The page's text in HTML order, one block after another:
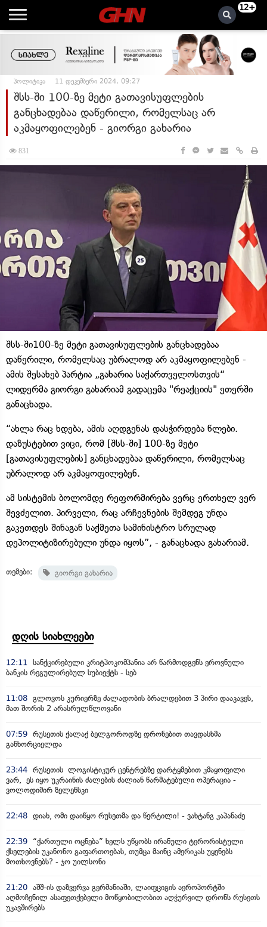
12+
პოლიტიკა 11 დეკემბერი 2024, 09:27
შსს-ში 100-ზე მეტი გათავისუფლების
განცხადებაა დაწერილი, რომელსაც არ
აკმაყოფილებენ - გიორგი გახარია
831
შსს-ში100-ზე მეტი გათავისუფლების განცხადებაა
დაწერილი, რომელსაც უბრალოდ არ აკმაყოფილებენ -
ამის შესახებ პარტია „გახარია საქართველოსთვის“
ლიდერმა გიორგი გახარიამ გადაცემა "რეაქციის" ეთერში
განაცხადა.
“ახლა რაც ხდება, ამის აღდგენას დასჭირდება წლები.
დაზუსტებით ვიცი, რომ [შსს-ში] 100-ზე მეტი
[გათავისუფლების] განცხადებაა დაწერილი, რომელსაც
უბრალოდ არ აკმაყოფილებენ.
ამ სისტემის ბოლომდე რეფორმირება ვერც ერთხელ ვერ
შევძელით. პირველი, რაც არჩევნების შემდეგ უნდა
გაკეთდეს შინაგან საქმეთა სამინისტრო სრულად
დეპოლიტიზირებული უნდა იყოს”, - განაცხადა გახარიამ.
თემები: გიორგი გახარია
დღის სიახლეები
12:11
სანქცირებული კრიტპოკომპანია არ წარმოდგენს ეროვნული
ბანკის რეგულირებულ სუბიექტს - სებ
11:08 გლოვოს კურიერზე ძალადობის ბრალდებით 3 პირი დააკავეს,
მათ შორის 2 არასრულწლოვანი
07:59 რუსეთის ქალაქ ბელგოროდზე დრონებით თავდასხმა
განხორციელდა
23:44 რუსეთის ლოგისტიკურ ცენტრებზე დარტყმებით კმაყოფილი
ვარ, ეს იყო უკრაინის ძალების ძალიან წარმატებული ოპერაცია -
ვოლოდიმირ ზელენსკი
22:48 დიახ, ომი დაიწყო რუსეთმა და წერტილი! - ვახტანგ კაპანაძე
22:39
“ქართული ოცნება” ხელს უწყობს ირანული ტერორისტული
ქსელების უკანონო გაფართოებას, თუმცა მაინც ამერიკას უყენებს
მოთხოვნებს? - ჯო უილსონი
21:20 აშშ-ის დაზვერვა გერმანიაში, ლაიფციგის აეროპორტში
აღმოჩენილ ასაფეთქებელი მოწყობილობით აღჭურვილ დრონს რუსეთს
უკავშირებს